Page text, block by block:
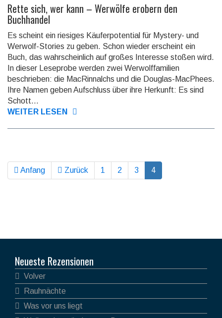
Rette sich, wer kann – Werwölfe erobern den
Buchhandel
Es scheint ein riesiges Käuferpotential für Mystery- und
Werwolf-Stories zu geben. Schon wieder erscheint ein
Buch, das wahrscheinlich auf großes Interesse stoßen wird.
In dieser Leseprobe werden zwei Werwolffamilien
beschrieben: die MacRinnalchs und die Douglas-MacPhees.
Ihre Namen geben Aufschluss über ihre Herkunft: Es sind
Schott...
WEITER LESEN
Anfang Zurück 1 2 3 4
Neueste Rezensionen
Volver
Rauhnächte
Was vor uns liegt